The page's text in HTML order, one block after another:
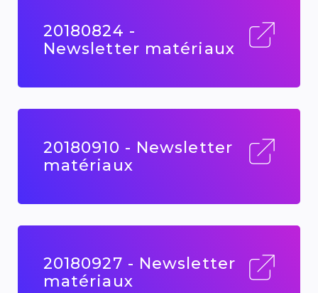
20180824 -
Newsletter matériaux
20180910 - Newsletter
matériaux
20180927 - Newsletter
matériaux